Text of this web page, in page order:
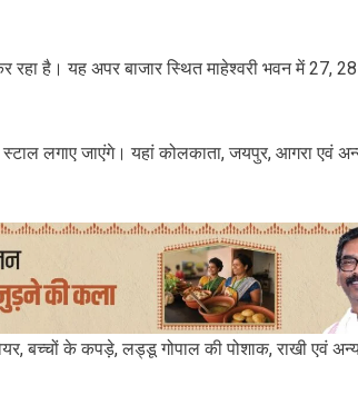
रहा है। यह अपर बाजार स्थित माहेश्वरी भवन में 27,
लगाए जाएंगे। यहां कोलकाता, जयपुर, आगरा एवं
बच्चों के कपड़े, लड्डू गोपाल की पोशाक, राखी एवं